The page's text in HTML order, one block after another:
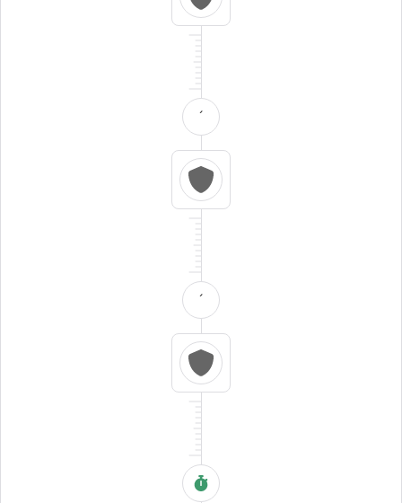
´
´